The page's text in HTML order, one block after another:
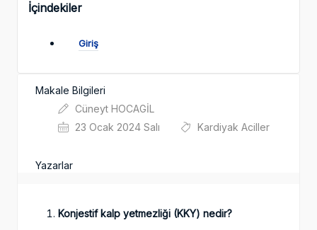
İçindekiler
Giriş
Makale Bilgileri
Cüneyt HOCAGİL
23 Ocak 2024 Salı
Kardiyak Aciller
Yazarlar
Konjestif kalp yetmezliği (KKY) nedir?